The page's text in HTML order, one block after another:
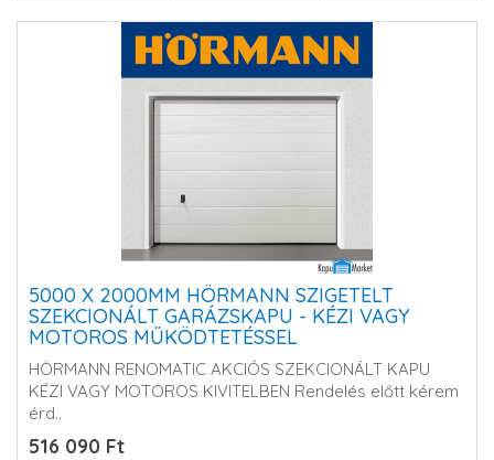
5000 X 2000MM HÖRMANN SZIGETELT
SZEKCIONÁLT GARÁZSKAPU - KÉZI VAGY
MOTOROS MŰKÖDTETÉSSEL
HÖRMANN RENOMATIC AKCIÓS SZEKCIONÁLT KAPU
KÉZI VAGY MOTOROS KIVITELBEN Rendelés előtt kérem
érd..
516 090 Ft